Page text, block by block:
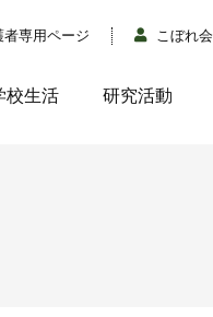
者専用ページ こぼれ会
校生活 研究活動